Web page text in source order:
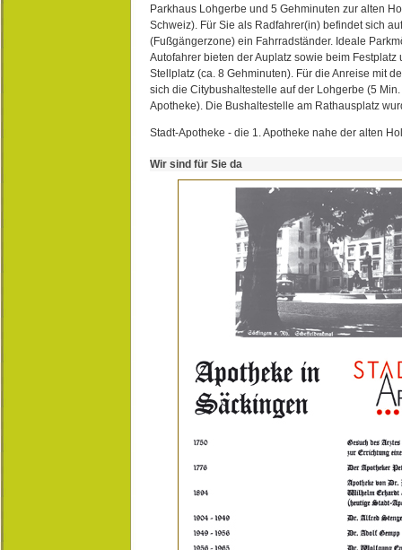
Parkhaus Lohgerbe und 5 Gehminuten zur alten
Schweiz). Für Sie als Radfahrer(in) befindet sich
(Fußgängerzone) ein Fahrradständer. Ideale
Autofahrer bieten der Auplatz sowie beim Festplatz
Stellplatz (ca. 8 Gehminuten). Für die Anreise mit
sich die Citybushaltestelle auf der Lohgerbe (5
Apotheke). Die Bushaltestelle am Rathausplatz
Stadt-Apotheke - die 1. Apotheke nahe der alten
Wir sind für Sie da